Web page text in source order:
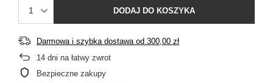
DODAJ DO KOSZYKA
Darmowa i szybka dostawaod 300,00 zł
14 dni na łatwy zwrot
Bezpieczne zakupy